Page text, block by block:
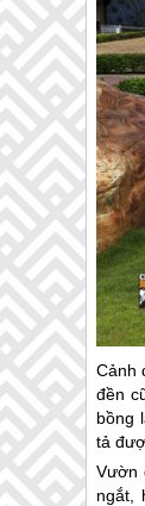
Cảnh
đền
bồng
tả
Vườn
ngắt,